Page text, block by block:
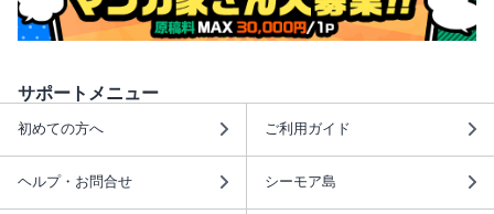
サポートメニュー
初めての方へ ご利用ガイド
ヘルプ・お問合せ シーモア島